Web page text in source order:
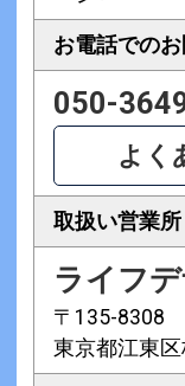
お電話での
050-
よく
取扱い営業所
ライフ
〒135-8308
東京都江東